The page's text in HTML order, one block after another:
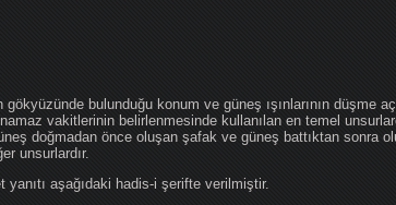
bulunduğu konum ve güneş ışınlarının düşme
vakitlerinin belirlenmesinde kullanılan en temel
doğmadan önce oluşan şafak ve güneş battıktan sonra
unsurlardır.
aşağıdaki hadis-i şerifte verilmiştir.